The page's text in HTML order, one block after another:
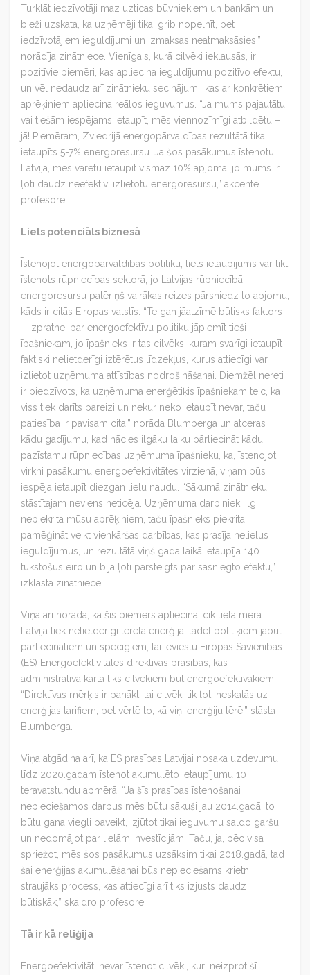
Turklāt iedzīvotāji maz uzticas būvniekiem un bankām un
bieži uzskata, ka uzņēmēji tikai grib nopelnīt, bet
iedzīvotājiem ieguldījumi un izmaksas neatmaksāsies,”
norādīja zinātniece. Vienīgais, kurā cilvēki ieklausās, ir
pozitīvie piemēri, kas apliecina ieguldījumu pozitīvo efektu,
un vēl nedaudz arī zinātnieku secinājumi, kas ar konkrētiem
aprēķiniem apliecina reālos ieguvumus. “Ja mums pajautātu,
vai tiešām iespējams ietaupīt, mēs viennozīmīgi atbildētu –
jā! Piemēram, Zviedrijā energopārvaldības rezultātā tika
ietaupīts 5-7% energoresursu. Ja šos pasākumus īstenotu
Latvijā, mēs varētu ietaupīt vismaz 10% apjoma, jo mums ir
ļoti daudz neefektīvi izlietotu energoresursu,” akcentē
profesore.
Liels potenciāls biznesā
Īstenojot energopārvaldības politiku, liels ietaupījums var tikt
īstenots rūpniecības sektorā, jo Latvijas rūpniecībā
energoresursu patēriņš vairākas reizes pārsniedz to apjomu,
kāds ir citās Eiropas valstīs. “Te gan jāatzīmē būtisks faktors
– izpratnei par energoefektīvu politiku jāpiemīt tieši
īpašniekam, jo īpašnieks ir tas cilvēks, kuram svarīgi ietaupīt
faktiski nelietderīgi iztērētus līdzekļus, kurus attiecīgi var
izlietot uzņēmuma attīstības nodrošināšanai. Diemžēl nereti
ir piedzīvots, ka uzņēmuma enerģētiķis īpašniekam teic, ka
viss tiek darīts pareizi un nekur neko ietaupīt nevar, taču
patiesība ir pavisam cita,” norāda Blumberga un atceras
kādu gadījumu, kad nācies ilgāku laiku pārliecināt kādu
pazīstamu rūpniecības uzņēmuma īpašnieku, ka, īstenojot
virkni pasākumu energoefektivitātes virzienā, viņam būs
iespēja ietaupīt diezgan lielu naudu. “Sākumā zinātnieku
stāstītajam neviens neticēja. Uzņēmuma darbinieki ilgi
nepiekrita mūsu aprēķiniem, taču īpašnieks piekrita
pamēģināt veikt vienkāršas darbības, kas prasīja nelielus
ieguldījumus, un rezultātā viņš gada laikā ietaupīja 140
tūkstošus eiro un bija ļoti pārsteigts par sasniegto efektu,”
izklāsta zinātniece.
Viņa arī norāda, ka šis piemērs apliecina, cik lielā mērā
Latvijā tiek nelietderīgi tērēta enerģija, tādēļ politiķiem jābūt
pārliecinātiem un spēcīgiem, lai ieviestu Eiropas Savienības
(ES) Energoefektivitātes direktīvas prasības, kas
administratīvā kārtā liks cilvēkiem būt energoefektīvākiem.
“Direktīvas mērķis ir panākt, lai cilvēki tik ļoti neskatās uz
enerģijas tarifiem, bet vērtē to, kā viņi enerģiju tērē,” stāsta
Blumberga.
Viņa atgādina arī, ka ES prasības Latvijai nosaka uzdevumu
līdz 2020.gadam īstenot akumulēto ietaupījumu 10
teravatstundu apmērā. “Ja šīs prasības īstenošanai
nepieciešamos darbus mēs būtu sākuši jau 2014.gadā, to
būtu gana viegli paveikt, izjūtot tikai ieguvumu saldo garšu
un nedomājot par lielām investīcijām. Taču, ja, pēc visa
spriežot, mēs šos pasākumus uzsāksim tikai 2018.gadā, tad
šai enerģijas akumulēšanai būs nepieciešams krietni
straujāks process, kas attiecīgi arī tiks izjusts daudz
būtiskāk,” skaidro profesore.
Tā ir kā reliģija
Energoefektivitāti nevar īstenot cilvēki, kuri neizprot šī